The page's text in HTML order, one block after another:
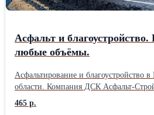
Асфальт и благоустройство.
любые объёмы.
Асфальтирование и благоустройство
области. Компания ДСК Асфальт-Строй 24 работает с 2006 года.
За это время выполнили сотни
дворы, дачные участки, тротуары и площадки.
465 р.